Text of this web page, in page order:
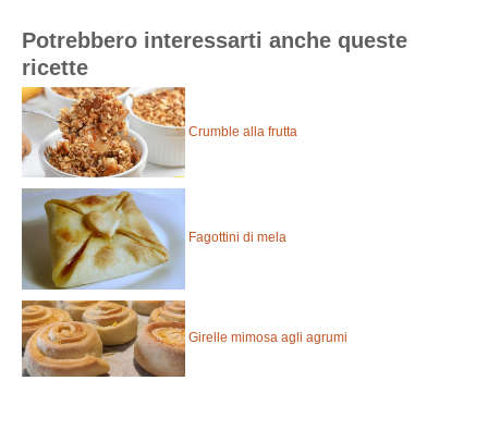
Potrebbero interessarti anche queste
ricette
Crumble alla frutta
Fagottini di mela
Girelle mimosa agli agrumi